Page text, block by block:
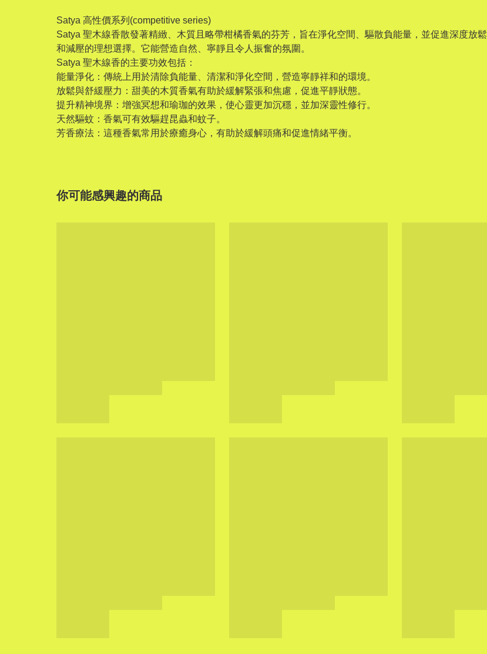
Satya 高性價系列(competitive series)
Satya 聖木線香散發著精緻、木質且略帶柑橘香氣的芬芳，旨在淨化空間、驅散負能量，並促進深度放
和減壓的理想選擇。它能營造自然、寧靜且令人振奮的氛圍。
Satya 聖木線香的主要功效包括：
能量淨化：傳統上用於清除負能量、清潔和淨化空間，營造寧靜祥和的環境。
放鬆與舒緩壓力：甜美的木質香氣有助於緩解緊張和焦慮，促進平靜狀態。
提升精神境界：增強冥想和瑜珈的效果，使心靈更加沉穩，並加深靈性修行。
天然驅蚊：香氣可有效驅趕昆蟲和蚊子。
芳香療法：這種香氣常用於療癒身心，有助於緩解頭痛和促進情緒平衡。
你可能感興趣的商品